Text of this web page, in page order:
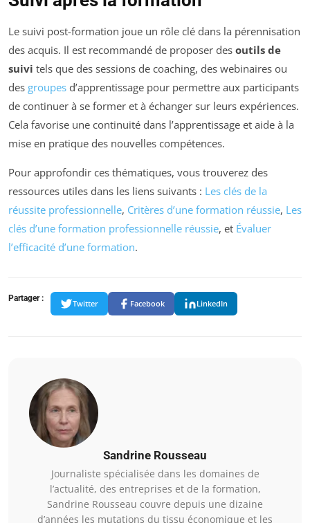
Le suivi post-formation joue un rôle clé dans la pérennisation
des acquis. Il est recommandé de proposer des outils de
suivi tels que des sessions de coaching, des webinaires ou
des groupes d’apprentissage pour permettre aux participants
de continuer à se former et à échanger sur leurs expériences.
Cela favorise une continuité dans l’apprentissage et aide à la
mise en pratique des nouvelles compétences.
Pour approfondir ces thématiques, vous trouverez des
ressources utiles dans les liens suivants : Les clés de la
réussite professionnelle, Critères d’une formation réussie, Les
clés d’une formation professionnelle réussie, et Évaluer
l’efficacité d’une formation.
Partager :
Twitter Facebook LinkedIn
Sandrine Rousseau
Journaliste spécialisée dans les domaines de
l’actualité, des entreprises et de la formation,
Sandrine Rousseau couvre depuis une dizaine
d’années les mutations du tissu économique et les